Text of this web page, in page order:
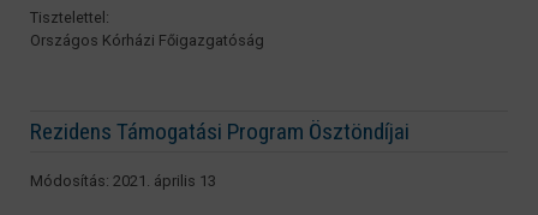
Tisztelettel:
Országos Kórházi Főigazgatóság
Rezidens Támogatási Program Ösztöndíjai
Módosítás: 2021. április 13